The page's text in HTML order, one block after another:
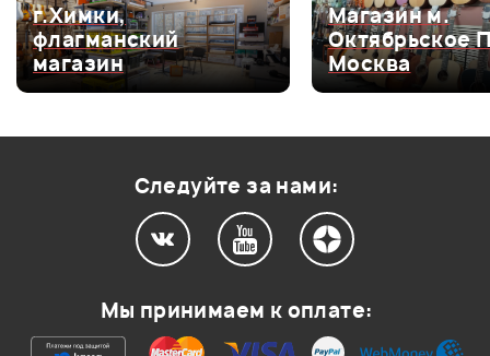
Оценка5
0
Оценка4
0
Оценка3
0
Ваша оценка:
г.Химки,
флагманский
магазин
Магазин м.
Октябрьское
Москва
Следуйте за нами:
Мы принимаем к оплате: